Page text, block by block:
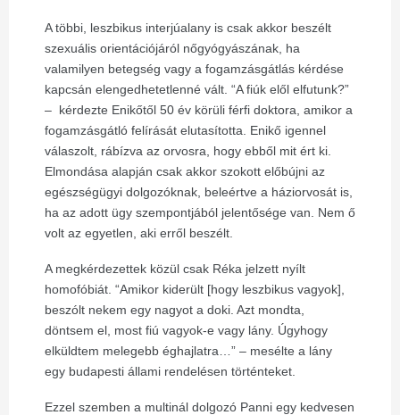
A többi, leszbikus interjúalany is csak akkor beszélt
szexuális orientációjáról nőgyógyászának, ha
valamilyen betegség vagy a fogamzásgátlás kérdése
kapcsán elengedhetetlenné vált. “A fiúk elől elfutunk?”
– kérdezte Enikőtől 50 év körüli férfi doktora, amikor a
fogamzásgátló felírását elutasította. Enikő igennel
válaszolt, rábízva az orvosra, hogy ebből mit ért ki.
Elmondása alapján csak akkor szokott előbújni az
egészségügyi dolgozóknak, beleértve a háziorvosát is,
ha az adott ügy szempontjából jelentősége van. Nem ő
volt az egyetlen, aki erről beszélt.
A megkérdezettek közül csak Réka jelzett nyílt
homofóbiát. “Amikor kiderült [hogy leszbikus vagyok],
beszólt nekem egy nagyot a doki. Azt mondta,
döntsem el, most fiú vagyok-e vagy lány. Úgyhogy
elküldtem melegebb éghajlatra…” – mesélte a lány
egy budapesti állami rendelésen történteket.
Ezzel szemben a multinál dolgozó Panni egy kedvesen